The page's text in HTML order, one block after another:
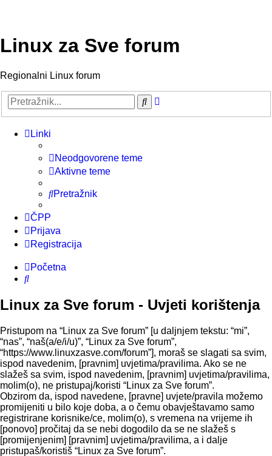
Linux za Sve forum
Regionalni Linux forum
Pretražnik
Linki
Neodgovorene teme
Aktivne teme
Pretražnik
ČPP
Prijava
Registracija
Početna
Pretražnik
Linux za Sve forum - Uvjeti korištenja
Pristupom na “Linux za Sve forum” [u daljnjem tekstu: “mi”,
“nas”, “naš(a/e/i/u)”, “Linux za Sve forum”,
“https://www.linuxzasve.com/forum”], moraš se slagati sa svim,
ispod navedenim, [pravnim] uvjetima/pravilima. Ako se ne
slažeš sa svim, ispod navedenim, [pravnim] uvjetima/pravilima,
molim(o), ne pristupaj/koristi “Linux za Sve forum”.
Obzirom da, ispod navedene, [pravne] uvjete/pravila možemo
promijeniti u bilo koje doba, a o čemu obavještavamo samo
registrirane korisnike/ce, molim(o), s vremena na vrijeme ih
[ponovo] pročitaj da se nebi dogodilo da se ne slažeš s
[promijenjenim] [pravnim] uvjetima/pravilima, a i dalje
pristupaš/koristiš “Linux za Sve forum”.